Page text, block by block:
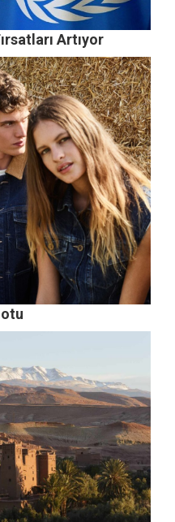
Artıyor